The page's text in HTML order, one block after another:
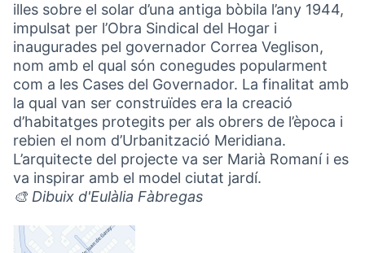
illes sobre el solar d’una antiga bòbila l’any 1944,
impulsat per l’Obra Sindical del Hogar i
inaugurades pel governador Correa Veglison,
nom amb el qual són conegudes popularment
com a les Cases del Governador. La finalitat amb
la qual van ser construïdes era la creació
d’habitatges protegits per als obrers de l’època i
rebien el nom d’Urbanització Meridiana.
L’arquitecte del projecte va ser Marià Romaní i es
va inspirar amb el model ciutat jardí.
🎨 Dibuix d'Eulàlia Fàbregas